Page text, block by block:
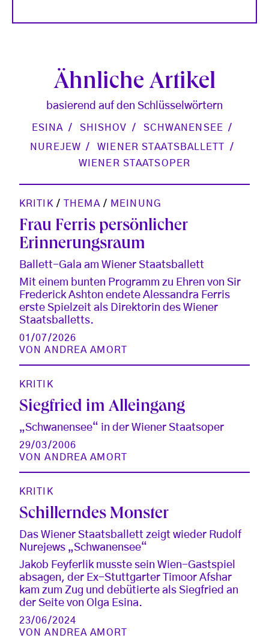
Ähnliche Artikel
basierend auf den Schlüsselwörtern
ESINA SHISHOV
SCHWANENSEE
NUREJEW
WIENER STAATSBALLETT
WIENER STAATSOPER
KRITIK / THEMA / MEINUNG
Frau Ferris persönlicher
Erinnerungsraum
Ballett-Gala am Wiener Staatsballett
Mit einem bunten Programm zu Ehren von Sir
Frederick Ashton endete Alessandra Ferris
erste Spielzeit als Direktorin des Wiener
Staatsballetts.
01/07/2026
VONANDREA AMORT
KRITIK
Siegfried im Alleingang
„Schwanensee“ in der Wiener Staatsoper
29/03/2006
VONANDREA AMORT
KRITIK
Schillerndes Monster
Das Wiener Staatsballett zeigt wieder Rudolf
Nurejews „Schwanensee“
Jakob Feyferlik musste sein Wien-Gastspiel
absagen, der Ex-Stuttgarter Timoor Afshar
kam zum Zug und debütierte als Siegfried an
der Seite von Olga Esina.
23/06/2024
VONANDREA AMORT